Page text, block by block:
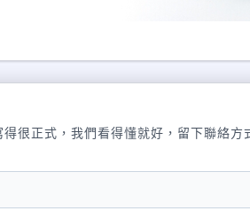
很正式，我們看得懂就好，留下聯絡方